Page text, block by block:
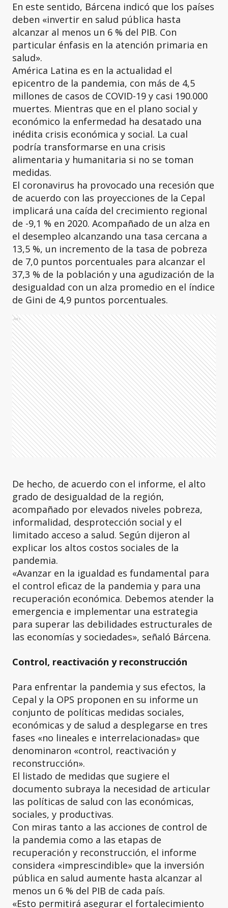
En este sentido, Bárcena indicó que los países
deben «invertir en salud pública hasta
alcanzar al menos un 6 % del PIB. Con
particular énfasis en la atención primaria en
salud».
América Latina es en la actualidad el
epicentro de la pandemia, con más de 4,5
millones de casos de COVID-19 y casi 190.000
muertes. Mientras que en el plano social y
económico la enfermedad ha desatado una
inédita crisis económica y social. La cual
podría transformarse en una crisis
alimentaria y humanitaria si no se toman
medidas.
El coronavirus ha provocado una recesión que
de acuerdo con las proyecciones de la Cepal
implicará una caída del crecimiento regional
de -9,1 % en 2020. Acompañado de un alza en
el desempleo alcanzando una tasa cercana a
13,5 %, un incremento de la tasa de pobreza
de 7,0 puntos porcentuales para alcanzar el
37,3 % de la población y una agudización de la
desigualdad con un alza promedio en el índice
de Gini de 4,9 puntos porcentuales.
Ads
De hecho, de acuerdo con el informe, el alto
grado de desigualdad de la región,
acompañado por elevados niveles pobreza,
informalidad, desprotección social y el
limitado acceso a salud. Según dijeron al
explicar los altos costos sociales de la
pandemia.
«Avanzar en la igualdad es fundamental para
el control eficaz de la pandemia y para una
recuperación económica. Debemos atender la
emergencia e implementar una estrategia
para superar las debilidades estructurales de
las economías y sociedades», señaló Bárcena.
Control, reactivación y reconstrucción
Para enfrentar la pandemia y sus efectos, la
Cepal y la OPS proponen en su informe un
conjunto de políticas medidas sociales,
económicas y de salud a desplegarse en tres
fases «no lineales e interrelacionadas» que
denominaron «control, reactivación y
reconstrucción».
El listado de medidas que sugiere el
documento subraya la necesidad de articular
las políticas de salud con las económicas,
sociales, y productivas.
Con miras tanto a las acciones de control de
la pandemia como a las etapas de
recuperación y reconstrucción, el informe
considera «imprescindible» que la inversión
pública en salud aumente hasta alcanzar al
menos un 6 % del PIB de cada país.
«Esto permitirá asegurar el fortalecimiento